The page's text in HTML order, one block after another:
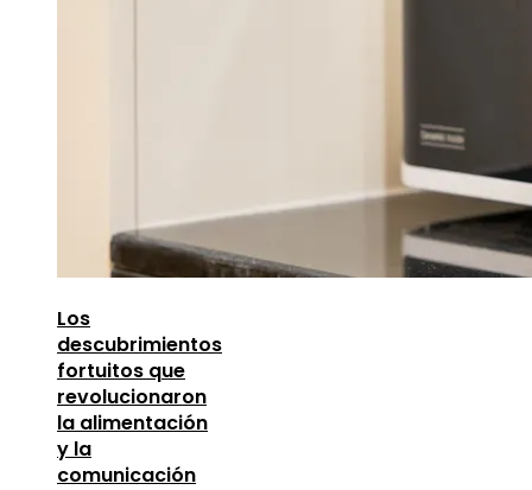
Los
descubrimientos
fortuitos que
revolucionaron
la alimentación
y la
comunicación